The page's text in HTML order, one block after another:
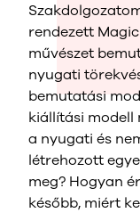
rendezett
művészet
nyugati
bemutatási
kiállítási modell
a nyugati és
létrehozott
meg? Hogyan
később, miért